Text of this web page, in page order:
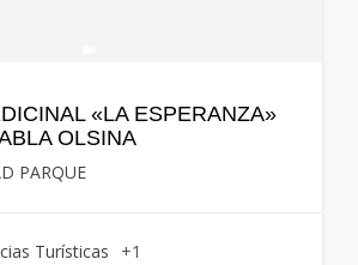
«LA ESPERANZA»
OLSINA
PARQUE
Turísticas +1